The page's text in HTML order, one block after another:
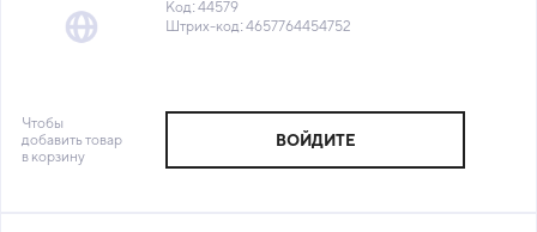
(КОД 44579) (+18°С)
Код: 44579
Штрих-код: 4657764454752
Чтобы
добавить товар
в корзину
ВОЙДИТЕ